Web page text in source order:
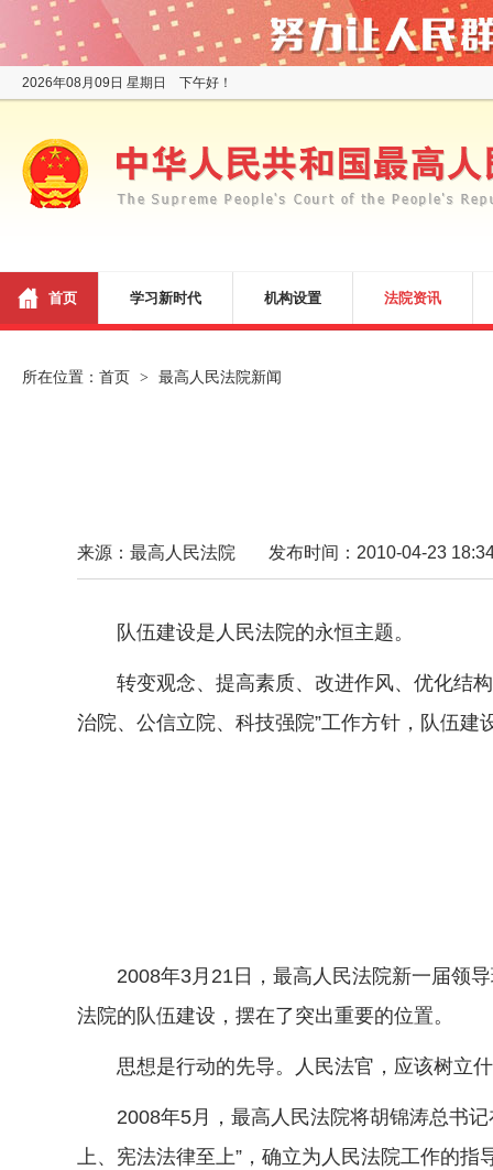
2026年08月09日 星期日 下午好！
首页 学习新时代 机构设置 法院资讯
所在位置： 首页 > 最高人民法院新闻
来源：最高人民法院 发布时间：2010-04-23
队伍建设是人民法院的永恒主题。
转变观念、提高素质、改进作风、优化结构
治院、公信立院、科技强院”工作方针，队伍建
2008年3月21日，最高人民法院新一届领导
法院的队伍建设，摆在了突出重要的位置。
思想是行动的先导。人民法官，应该树立什
2008年5月，最高人民法院将胡锦涛总书记
上、宪法法律至上”，确立为人民法院工作的指